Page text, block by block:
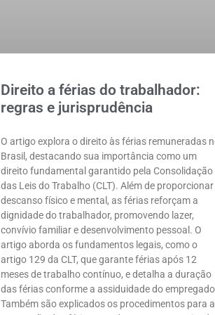
Direito a férias do trabalhador:
regras e jurisprudência
O artigo explora o direito às férias remuneradas
Brasil, destacando sua importância como um
direito fundamental garantido pela Consolidação
das Leis do Trabalho (CLT). Além de proporcionar
descanso físico e mental, as férias reforçam a
dignidade do trabalhador, promovendo lazer,
convívio familiar e desenvolvimento pessoal. O
artigo aborda os fundamentos legais, como o
artigo 129 da CLT, que garante férias após 12
meses de trabalho contínuo, e detalha a duração
das férias conforme a assiduidade do
Também são explicados os procedimentos para a